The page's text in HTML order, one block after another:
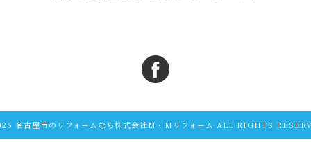
名古屋市のリフォームなら株式会社M・Mリフォーム ALL RIGHTS